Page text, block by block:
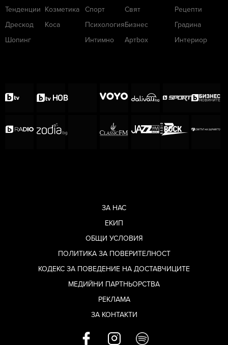
Тенденции
Дрескод
Шопинг
Козметика
Коса
Спорт
Психология
Интимно
Свят
Бизнес
Артbox
Рецепти
Градина
Интериор
ЗА НАС
ЕКИП
ОБЩИ УСЛОВИЯ
ПОЛИТИКА ЗА ПОВЕРИТЕЛНОСТ
КОДЕКС ЗА ПОВЕДЕНИЕ НА ДОСТАВЧИЦИТЕ
МЕДИЙНИ ПАРТНЬОРСТВА
РЕКЛАМА
ЗА КОНТАКТИ